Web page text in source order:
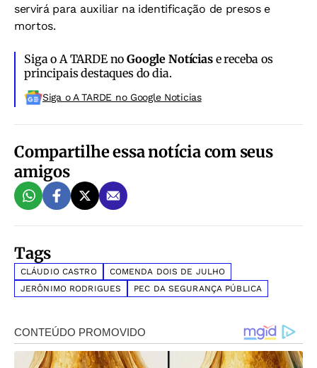
servirá para auxiliar na identificação de presos e
mortos.
Siga o A TARDE noGoogle Notíciase receba os
principais destaques do dia.
Siga o A TARDE no Google Noticias
Compartilhe essa notícia com seus
amigos
Tags
CLÁUDIO CASTRO
COMENDA DOIS DE JULHO
JERÔNIMO RODRIGUES
PEC DA SEGURANÇA PÚBLICA